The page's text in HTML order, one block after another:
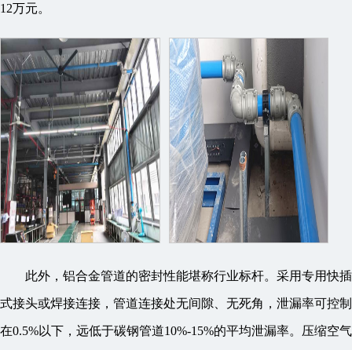
12万元。
此外，铝合金管道的密封性能堪称行业标杆。采用专用快插
式接头或焊接连接，管道连接处无间隙、无死角，泄漏率可控制
在0.5%以下，远低于碳钢管道10%-15%的平均泄漏率。压缩空气